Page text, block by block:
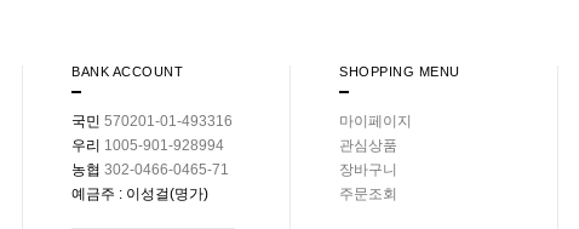
BANK ACCOUNT
국민 570201-01-493316
우리 1005-901-928994
농협 302-0466-0465-71
예금주 : 이성걸(명가)
SHOPPING MENU
마이페이지
관심상품
장바구니
주문조회